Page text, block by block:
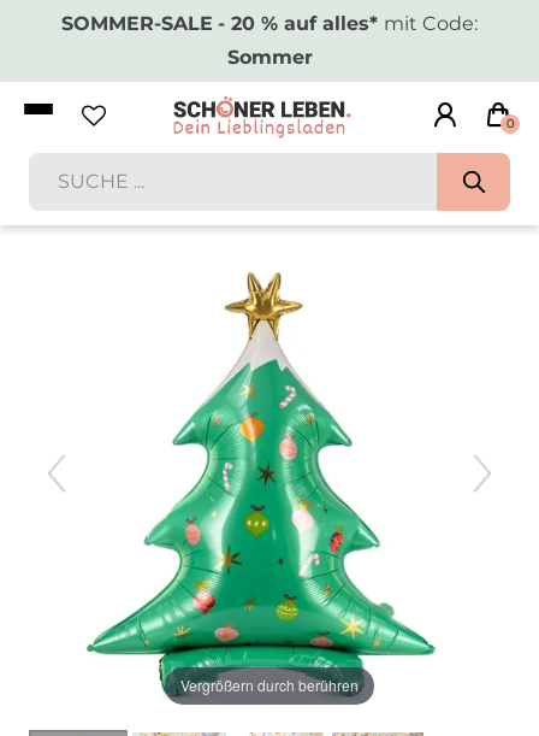
SOMMER-SALE - 20 % auf alles* mit Code:
Sommer
0
Vergrößern durch berühren